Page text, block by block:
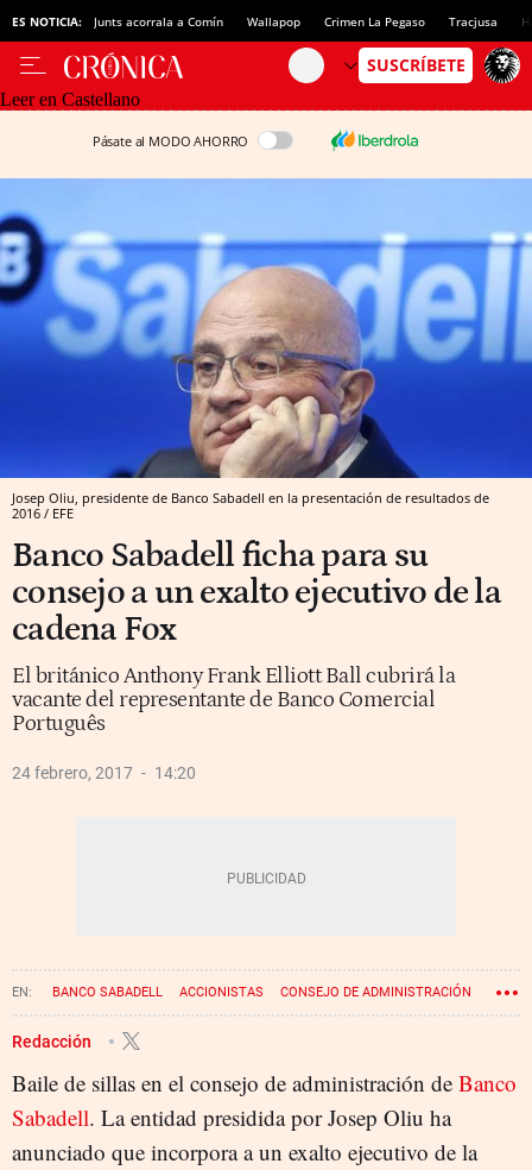
ES NOTICIA: Junts acorrala a Comín Wallapop Crimen La Pegaso Tracjusa
Leer en Castellano
Pásate al MODO AHORRO
Josep Oliu, presidente de Banco Sabadell en la presentación de resultados de
2016 / EFE
Banco Sabadell ficha para su
consejo a un exalto ejecutivo de la
cadena Fox
El británico Anthony Frank Elliott Ball cubrirá la
vacante del representante de Banco Comercial
Português
24 febrero, 2017 14:20
BANCO SABADELL ACCIONISTAS CONSEJO DE ADMINISTRACIÓN
CNMV
Redacción
Baile de sillas en el consejo de administración de Banco
Sabadell. La entidad presidida por Josep Oliu ha
anunciado que incorpora a un exalto ejecutivo de la